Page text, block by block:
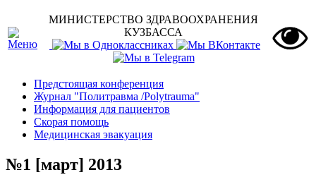
МИНИСТЕРСТВО ЗДРАВООХРАНЕНИЯ
КУЗБАССА
Предстоящая конференция
Журнал "Политравма /Polytrauma"
Информация для пациентов
Скорая помощь
Медицинская эвакуация
№1 [март] 2013